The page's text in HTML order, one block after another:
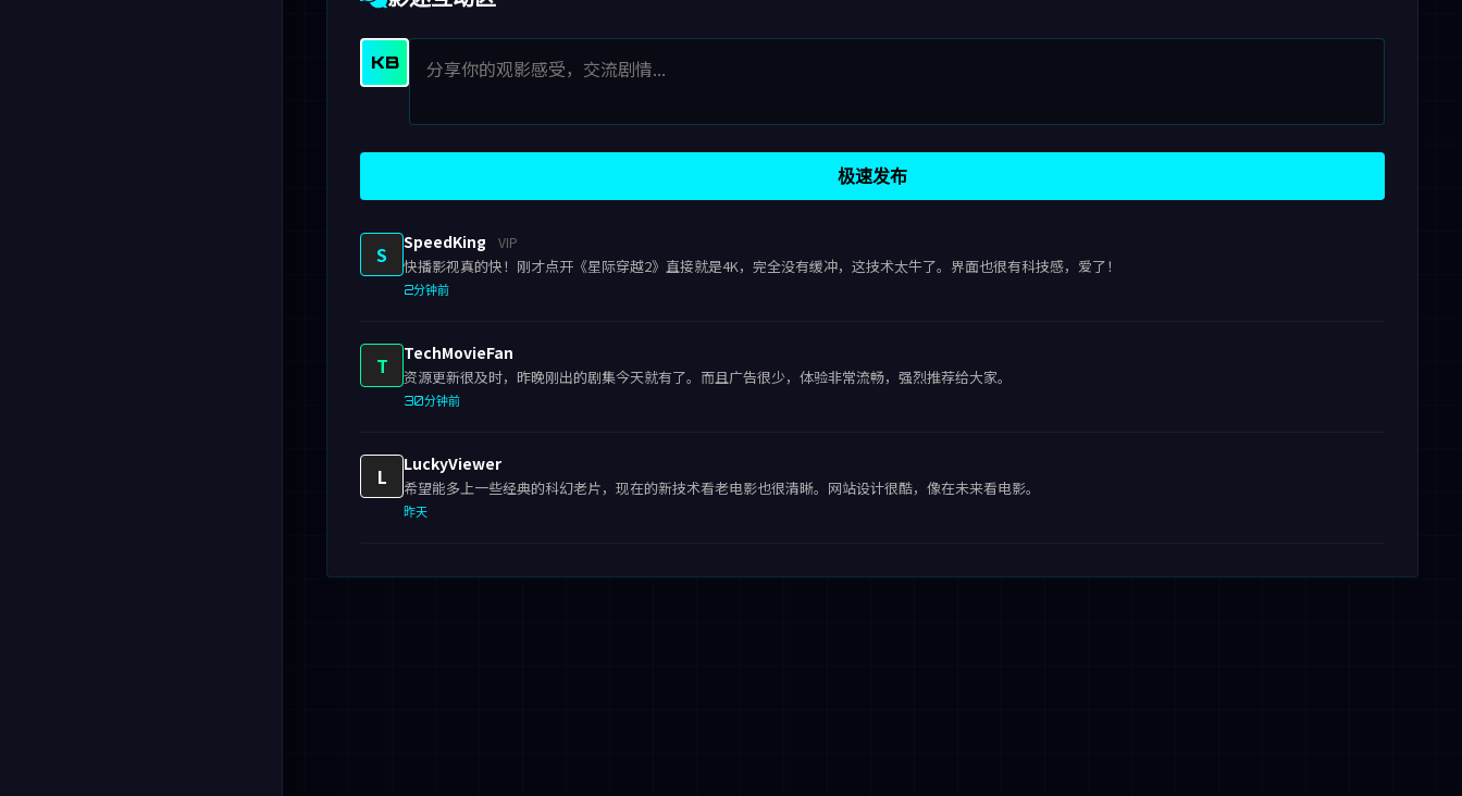
KB
极速发布
S SpeedKing VIP
快播影视真的快！刚才点开《星际穿越2》直接就是4K，完全没有缓冲，这技术太牛了。界面也很有科技感，爱了！
2分钟前
T TechMovieFan
资源更新很及时，昨晚刚出的剧集今天就有了。而且广告很少，体验非常流畅，强烈推荐给大家。
30分钟前
L LuckyViewer
希望能多上一些经典的科幻老片，现在的新技术看老电影也很清晰。网站设计很酷，像在未来看电影。
昨天